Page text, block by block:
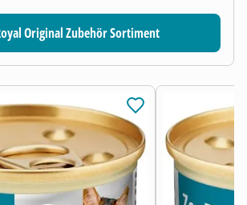
Original Zubehör Sortiment